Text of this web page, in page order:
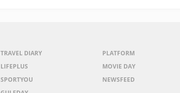
TRAVEL DIARY
LIFEPLUS
SPORTYOU
PLATFORM
MOVIE DAY
NEWSFEED